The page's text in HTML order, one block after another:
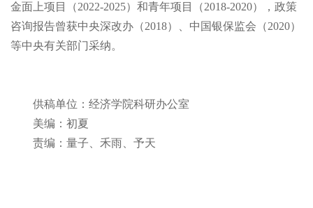
金面上项目（2022-2025）和青年项目（2018-2020），政策
咨询报告曾获中央深改办（2018）、中国银保监会（2020）
等中央有关部门采纳。
供稿单位：经济学院科研办公室
美编：初夏
责编：量子、禾雨、予天